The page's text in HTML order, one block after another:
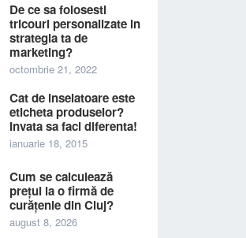
De ce sa folosesti
tricouri personalizate in
strategia ta de
marketing?
octombrie 21, 2022
Cat de inselatoare este
eticheta produselor?
Invata sa faci diferenta!
ianuarie 18, 2015
Cum se calculează
prețul la o firmă de
curățenie din Cluj?
august 8, 2026